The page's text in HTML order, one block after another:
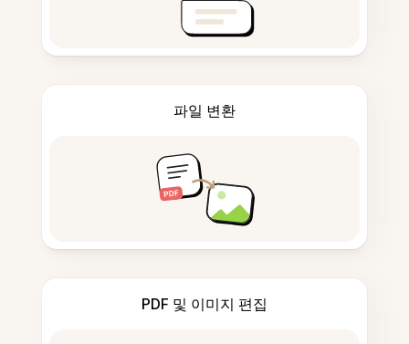
파일 변환
PDF 및 이미지 편집